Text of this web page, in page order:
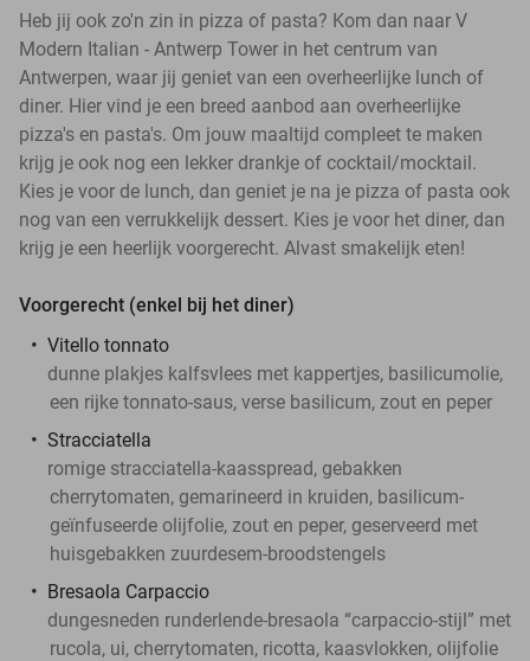
Heb jij ook zo'n zin in pizza of pasta? Kom dan naar V
Modern Italian - Antwerp Tower in het centrum van
Antwerpen, waar jij geniet van een overheerlijke lunch of
diner. Hier vind je een breed aanbod aan overheerlijke
pizza's en pasta's. Om jouw maaltijd compleet te maken
krijg je ook nog een lekker drankje of cocktail/mocktail.
Kies je voor de lunch, dan geniet je na je pizza of pasta ook
nog van een verrukkelijk dessert. Kies je voor het diner, dan
krijg je een heerlijk voorgerecht. Alvast smakelijk eten!
Voorgerecht (enkel bij het diner)
Vitello tonnato
dunne plakjes kalfsvlees met kappertjes, basilicumolie,
een rijke tonnato-saus, verse basilicum, zout en peper
Stracciatella
romige stracciatella-kaasspread, gebakken
cherrytomaten, gemarineerd in kruiden, basilicum-
geïnfuseerde olijfolie, zout en peper, geserveerd met
huisgebakken zuurdesem-broodstengels
Bresaola Carpaccio
dungesneden runderlende-bresaola “carpaccio-stijl” met
rucola, ui, cherrytomaten, ricotta, kaasvlokken, olijfolie